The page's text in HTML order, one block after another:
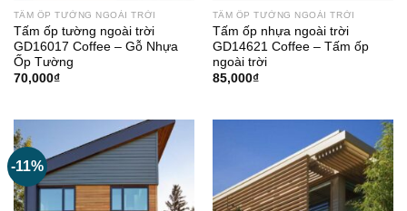
TẤM ỐP TƯỜNG NGOÀI TRỜI
Tấm ốp tường ngoài trời
GD16017 Coffee – Gỗ Nhựa
Ốp Tường
70,000₫
TẤM ỐP TƯỜNG NGOÀI TRỜI
Tấm ốp nhựa ngoài trời
GD14621 Coffee – Tấm ốp
ngoài trời
85,000₫
-11%